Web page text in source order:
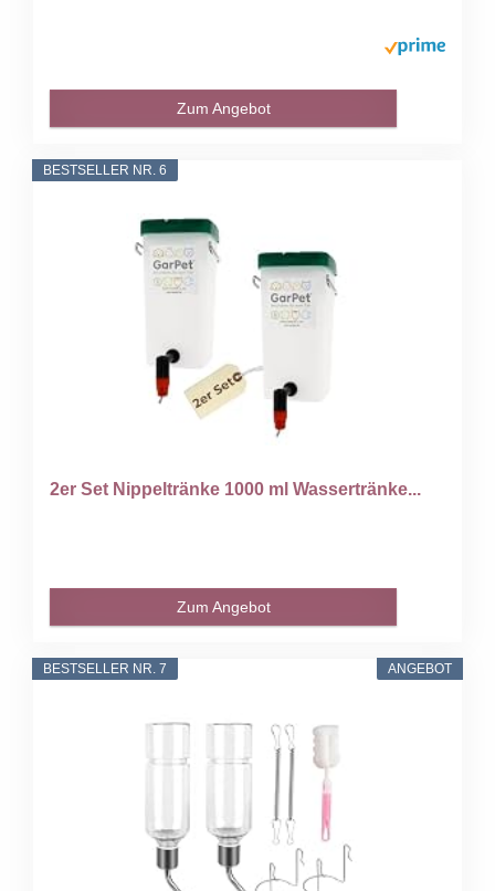
Zum Angebot
BESTSELLER NR. 6
2er Set Nippeltränke 1000 ml Wassertränke...
Zum Angebot
ANGEBOT
BESTSELLER NR. 7